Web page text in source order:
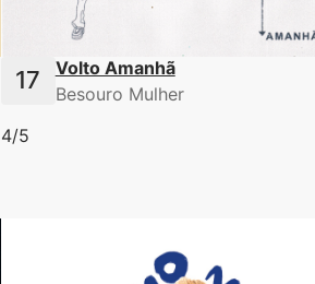
Volto Amanhã
Besouro Mulher
4/5